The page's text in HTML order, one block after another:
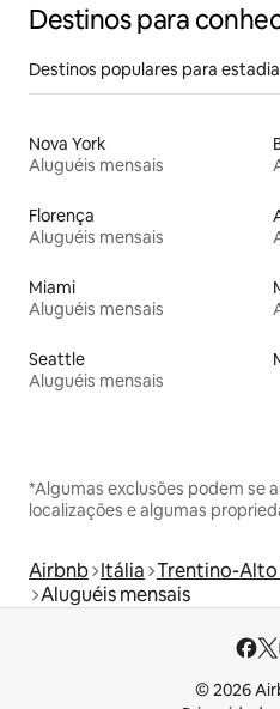
Destinos para
Destinos populares para
Nova York
Aluguéis mensais
Florença
Aluguéis mensais
Miami
Aluguéis mensais
Seattle
Aluguéis mensais
*Algumas exclusões podem se
localizações e algumas
Airbnb Itália Trentino-
Aluguéis mensais
© 2026